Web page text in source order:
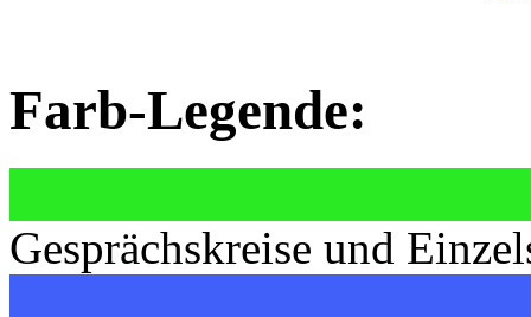
Farb-Legende:
Gesprächskreise und